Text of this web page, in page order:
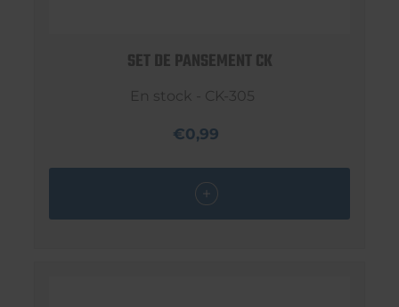
SET DE PANSEMENT CK
En stock - CK-305
€0,99